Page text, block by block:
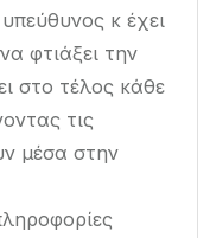
κ έχει
φτιάξει την
στο τέλος κάθε
τις
μέσα στην